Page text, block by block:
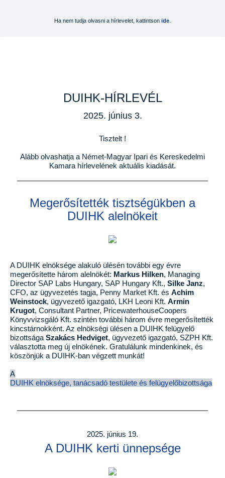
Ha nem tudja olvasni a hírlevelet, kattintson ide
DUIHK-HÍRLEVÉL
2025. június 3.
Tisztelt !
Alább olvashatja a Német-Magyar Ipari és Kereskedelmi
Kamara hírlevelének aktuális kiadását.
Megerősítették tisztségükben a
DUIHK alelnökeit
A DUIHK elnöksége alakuló ülésén további egy évre
megerősítette három alelnökét: Markus Hilken, Managing
Director SAP Labs Hungary, SAP Hungary Kft., Silke Janz,
CFO, az ügyvezetés tagja, Penny Market Kft. és Achim
Weinstock, ügyvezető igazgató, LKH Leoni Kft. Armin
Krugot, Consultant Partner, PricewaterhouseCoopers
Könyvvizsgáló Kft. szintén további három évre megerősítették
kincstárnokként. Az elnökségi ülésen a DUIHK felügyelő
bizottsága Szakács Hedviget, ügyvezető igazgató, SZPH Kft.
választotta meg új elnökének. Gratulálunk mindenkinek, és
köszönjük a DUIHK-ban végzett munkát!
A
DUIHK elnöksége, tanácsadó testülete és felügyelőbizottsága
2025. június 19.
A DUIHK kerti ünnepsége